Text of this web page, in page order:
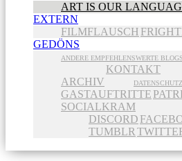
ART IS OUR
EXTERN
FILMFLAUSCH
GEDÖNS
ANDERE EMPFEHLENSWERTE
ARCHIV
KONTAKT
GASTAUFTRITTE
SOCIALKRAM
DISCORD
TUMBLR